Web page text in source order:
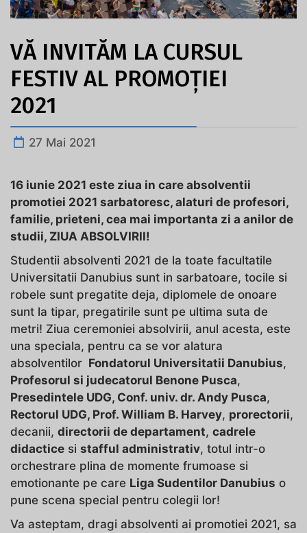
VĂ INVITĂM LA CURSUL
FESTIV AL PROMOȚIEI
2021
27 Mai 2021
16 iunie 2021 este ziua in care absolventii
promotiei 2021 sarbatoresc, alaturi de profesori,
familie, prieteni, cea mai importanta zi a anilor de
studii, ZIUA ABSOLVIRII!
Studentii absolventi 2021 de la toate facultatile
Universitatii Danubius sunt in sarbatoare, tocile si
robele sunt pregatite deja, diplomele de onoare
sunt la tipar, pregatirile sunt pe ultima suta de
metri! Ziua ceremoniei absolvirii, anul acesta, este
una speciala, pentru ca se vor alatura
absolventilor Fondatorul Universitatii Danubius,
Profesorul si judecatorul Benone Pusca,
Presedintele UDG, Conf. univ. dr. Andy Pusca,
Rectorul UDG, Prof. William B. Harvey, prorectorii,
decanii, directorii de departament, cadrele
didactice si stafful administrativ, totul intr-o
orchestrare plina de momente frumoase si
emotionante pe care Liga Sudentilor Danubius o
pune scena special pentru colegii lor!
Va asteptam, dragi absolventi ai promotiei 2021, sa